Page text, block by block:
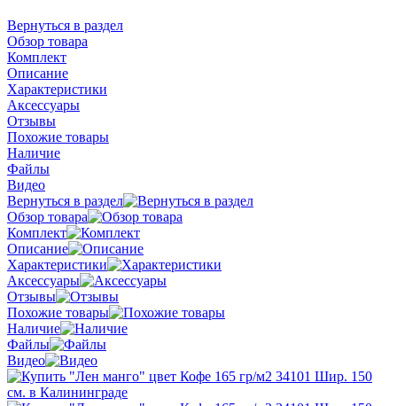
Вернуться в раздел
Обзор товара
Комплект
Описание
Характеристики
Аксессуары
Отзывы
Похожие товары
Наличие
Файлы
Видео
Вернуться в раздел
Обзор товара
Комплект
Описание
Характеристики
Аксессуары
Отзывы
Похожие товары
Наличие
Файлы
Видео